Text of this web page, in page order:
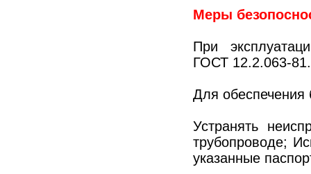
Меры
При
ГОСТ 12.2.063-81.
Для обеспечения
Устранять
трубопроводе;
указанные